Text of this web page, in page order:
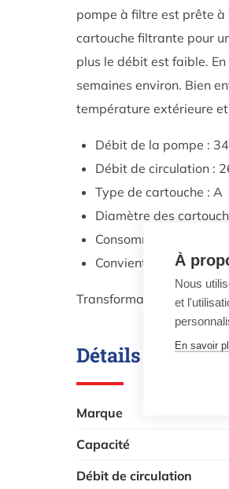
pompe à filtre est prête
cartouche filtrante pour
plus le débit est faible.
semaines environ. Bien
température extérieure
Débit de la pompe :
Débit de circulation :
Type de cartouche : A
Diamètre des
Consommation
Convient aux piscines
Transformateur 12 volts
Détails
Marque
Capacité
Débit de circulation
À
Nous
et
En savoir